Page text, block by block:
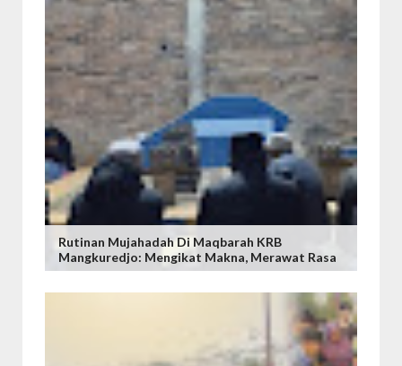
Rutinan Mujahadah Di Maqbarah KRB
Mangkuredjo: Mengikat Makna, Merawat Rasa